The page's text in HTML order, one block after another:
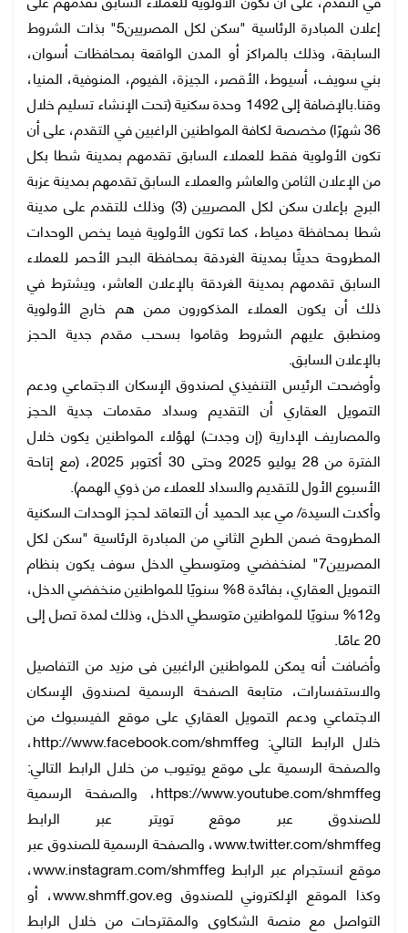
إعلان المبادرة الرئاسية "سكن لكل المصريين5" بذات الشروط
السابقة، وذلك بالمراكز أو المدن الواقعة بمحافظات أسوان،
بني سويف، أسيوط، الأقصر، الجيزة، الفيوم، المنوفية، المنيا،
وقنا.بالإضافة إلى 1492 وحدة سكنية (تحت الإنشاء تسليم خلال
36 شهرًا) مخصصة لكافة المواطنين الراغبين في التقدم، على أن
تكون الأولوية فقط للعملاء السابق تقدمهم بمدينة شطا بكل
من الإعلان الثامن والعاشر والعملاء السابق تقدمهم بمدينة عزبة
البرج بإعلان سكن لكل المصريين (3) وذلك للتقدم على مدينة
شطا بمحافظة دمياط، كما تكون الأولوية فيما يخص الوحدات
المطروحة حديثًا بمدينة الغردقة بمحافظة البحر الأحمر للعملاء
السابق تقدمهم بمدينة الغردقة بالإعلان العاشر، ويشترط في
ذلك أن يكون العملاء المذكورون ممن هم خارج الأولوية
ومنطبق عليهم الشروط وقاموا بسحب مقدم جدية الحجز
بالإعلان السابق.
وأوضحت الرئيس التنفيذي لصندوق الإسكان الاجتماعي ودعم
التمويل العقاري أن التقديم وسداد مقدمات جدية الحجز
والمصاريف الإدارية (إن وجدت) لهؤلاء المواطنين يكون خلال
الفترة من 28 يوليو 2025 وحتى 30 أكتوبر 2025، (مع إتاحة
الأسبوع الأول للتقديم والسداد للعملاء من ذوي الهمم).
وأكدت السيدة/ مي عبد الحميد أن التعاقد لحجز الوحدات السكنية
المطروحة ضمن الطرح الثاني من المبادرة الرئاسية "سكن لكل
المصريين7" لمنخفضي ومتوسطي الدخل سوف يكون بنظام
التمويل العقاري، بفائدة 8% سنويًا للمواطنين منخفضي الدخل،
و12% سنويًا للمواطنين متوسطي الدخل، وذلك لمدة تصل إلى
20 عامًا.
وأضافت أنه يمكن للمواطنين الراغبين فى مزيد من التفاصيل
والاستفسارات، متابعة الصفحة الرسمية لصندوق الإسكان
الاجتماعي ودعم التمويل العقاري على موقع الفيسبوك من
خلال الرابط التالي: http://www.facebook.com/shmffeg،
والصفحة الرسمية على موقع يوتيوب من خلال الرابط التالي:
https://www.youtube.com/shmffeg، والصفحة الرسمية
للصندوق عبر موقع تويتر عبر الرابط
www.twitter.com/shmffeg، والصفحة الرسمية للصندوق عبر
موقع انستجرام عبر الرابط www.instagram.com/shmffeg،
وكذا الموقع الإلكتروني للصندوق www.shmff.gov.eg، أو
التواصل مع منصة الشكاوى والمقترحات من خلال الرابط